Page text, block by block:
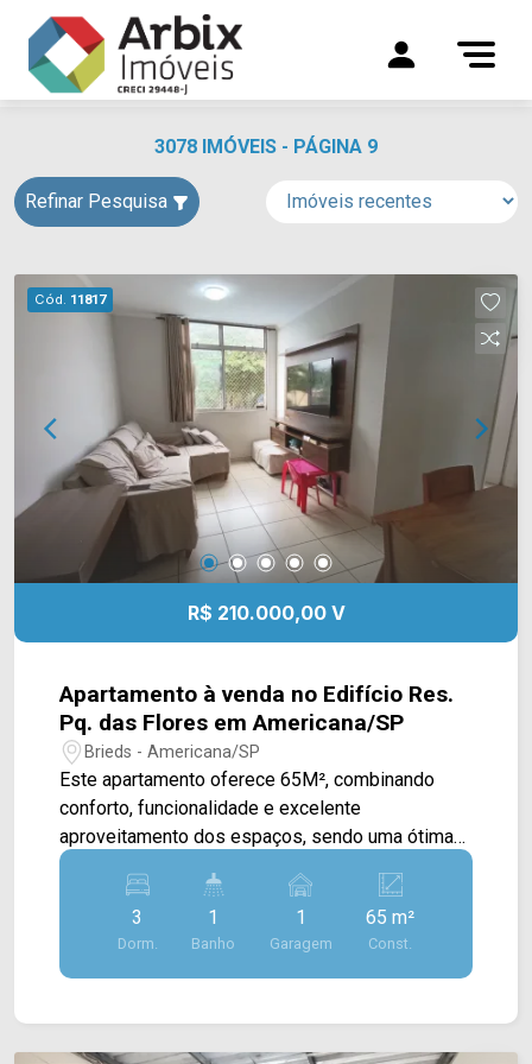
3078 IMÓVEIS - PÁGINA 9
Refinar Pesquisa
Cód. 11817
R$ 210.000,00 V
Apartamento à venda no Edifício Res.
Pq. das Flores em Americana/SP
Brieds - Americana/SP
Este apartamento oferece 65M², combinando
conforto, funcionalidade e excelente
aproveitamento dos espaços, sendo uma ótima
opção para quem busca praticidade e qualidade
de vida. A área social conta com sala de estar e
sala de jantar integradas, proporcionando um
ambiente acolhedor e ideal para o convívio
familiar. A cozinha planejada oferece mais
3
Dorm.
1
Banho
1
Garagem
65 m²
Const.